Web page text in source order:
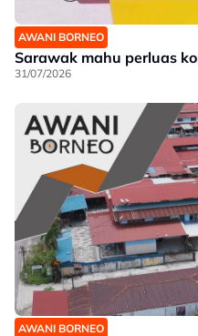
AWANI BORNEO
Sarawak mahu perluas
31/07/2026
AWANI BORNEO